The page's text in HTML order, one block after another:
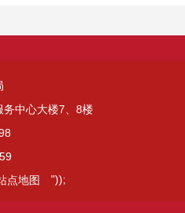
务中心大楼7、8楼
点地图 "));